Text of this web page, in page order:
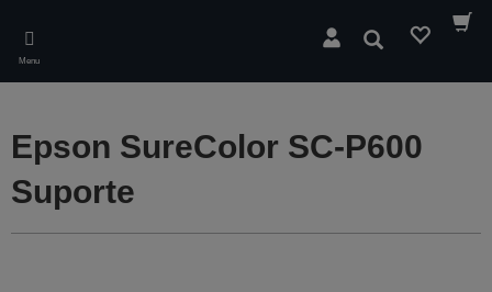
main
content
Menu
Pesquisar
Epson SureColor SC-P600
Suporte